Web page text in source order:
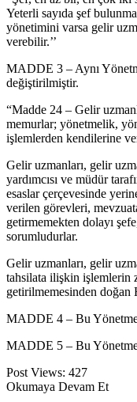
Yeterli sayıda şef
yönetimini varsa gelir
verebilir.’’
MADDE 3 – Aynı
değiştirilmiştir.
“Madde 24 – Gelir
memurlar; yönetmelik,
işlemlerden kendilerine
Gelir uzmanları, gelir
yardımcısı ve müdür
esaslar çerçevesinde
verilen görevleri,
getirmemekten dolayı
sorumludurlar.
Gelir uzmanları, gelir
tahsilata ilişkin işlemlerin
getirilmemesinden doğan
MADDE 4 – Bu
MADDE 5 – Bu
Post Views: 427
Okumaya Devam Et